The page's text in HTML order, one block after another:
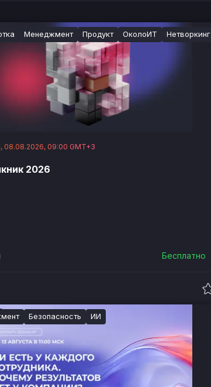
Менеджмент Продукт ОколоИТ Нетворкинг
08.08.2026, 09:00 GMT+3
2026
Бесплатно
Безопасность ИИ